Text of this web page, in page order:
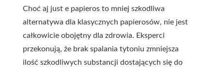
Choć aj just e papieros to mniej szkodliwa
alternatywa dla klasycznych papierosów, nie jest
całkowicie obojętny dla zdrowia. Eksperci
przekonują, że brak spalania tytoniu zmniejsza
ilość szkodliwych substancji dostających się do